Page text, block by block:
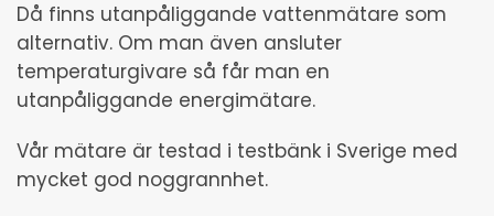
Då finns utanpåliggande vattenmätare som
alternativ. Om man även ansluter
temperaturgivare så får man en
utanpåliggande energimätare.
Vår mätare är testad i testbänk i Sverige med
mycket god noggrannhet.